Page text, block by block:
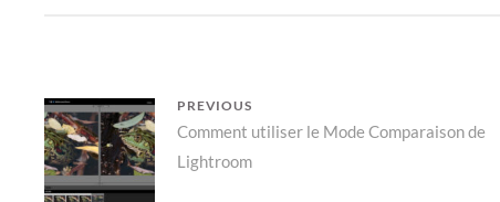
NAVIGATION
DE
L’ARTICLE
PREVIOUS
Previous
post:
Comment utiliser le Mode Comparaison de
Lightroom